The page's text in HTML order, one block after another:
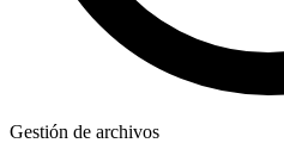
Gestión de archivos